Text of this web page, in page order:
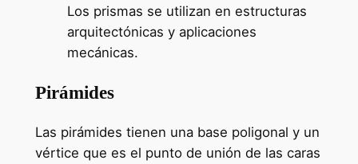
Los prismas se utilizan en estructuras
arquitectónicas y aplicaciones
mecánicas.
Pirámides
Las pirámides tienen una base poligonal y un
vértice que es el punto de unión de las caras